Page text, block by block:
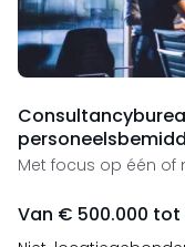
Met focus op één of
Van € 500.000 tot